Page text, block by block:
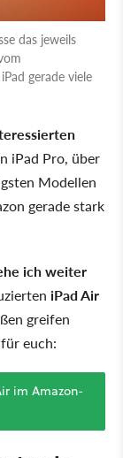
das jeweils
gerade viele
iPad Pro, über
Modellen
gerade stark
ich weiter
iPad Air
greifen
euch:
im Amazon-